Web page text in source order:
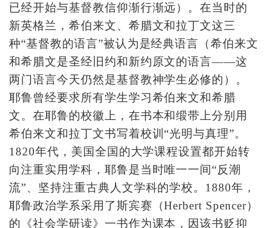
已经开始与基督教信仰渐行渐远）。在当时的
新英格兰，希伯来文、希腊文和拉丁文这三
种“基督教的语言”被认为是经典语言（希伯来文
和希腊文是圣经旧约和新约原文的语言——这
两门语言今天仍然是基督教神学生必修的）。
耶鲁曾经要求所有学生学习希伯来文和希腊
文。在耶鲁的校徽上，在书本和缎带上分别用
希伯来文和拉丁文书写着校训“光明与真理”。
1820年代，美国全国的大学课程设置都开始转
向注重实用学科，耶鲁是当时唯一一间“反潮
流”、坚持注重古典人文学科的学校。1880年，
耶鲁政治学系采用了斯宾赛（Herbert Spencer）
的《社会学研读》一书作为课本，因该书贬抑